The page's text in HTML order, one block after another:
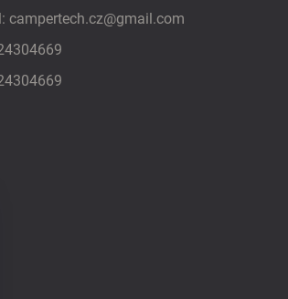
campertech.cz@gmail.com